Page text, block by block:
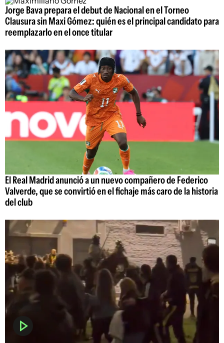
Jorge Bava prepara el debut de Nacional en el Torneo
Clausura sin Maxi Gómez: quién es el principal candidato para
reemplazarlo en el once titular
El Real Madrid anunció a un nuevo compañero de Federico
Valverde, que se convirtió en el fichaje más caro de la historia
del club